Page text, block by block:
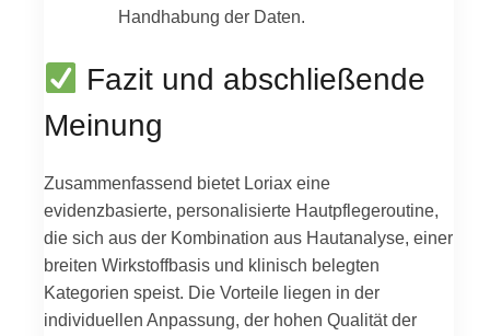
Handhabung der Daten.
Fazit und abschließende
Meinung
Zusammenfassend bietet Loriax eine
evidenzbasierte, personalisierte Hautpflegeroutine,
die sich aus der Kombination aus Hautanalyse, einer
breiten Wirkstoffbasis und klinisch belegten
Kategorien speist. Die Vorteile liegen in der
individuellen Anpassung, der hohen Qualität der